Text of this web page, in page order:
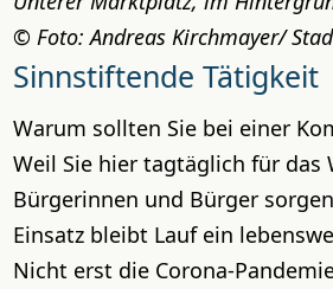
Foto: Andreas Kirchmayer/
Sinnstiftende Tätigkeit
Warum sollten Sie bei einer
Weil Sie hier tagtäglich für das
Bürgerinnen und Bürger
Einsatz bleibt Lauf ein
Nicht erst die Corona-